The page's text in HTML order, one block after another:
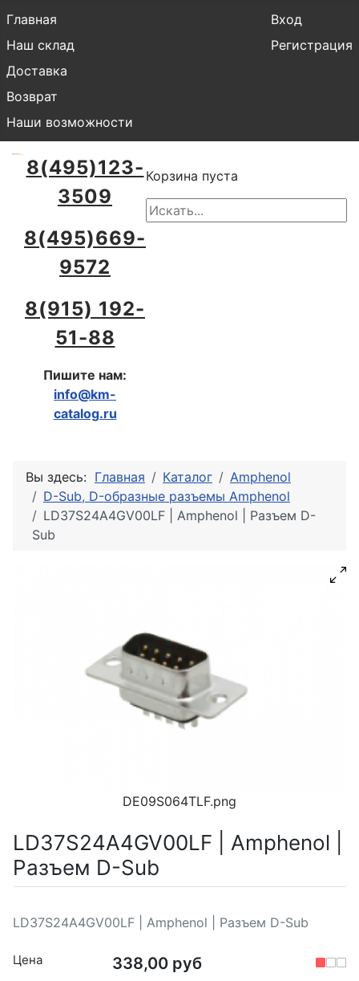
Главная
Наш склад
Доставка
Возврат
Наши возможности
Вход
Регистрация
8(495)123-
3509
8(495)669-
9572
8(915) 192-
51-88
Пишите нам:
info@km-
catalog.ru
Корзина пуста
Вы здесь: Главная Каталог
Amphenol
D-Sub, D-образные разъемы Amphenol
LD37S24A4GV00LF | Amphenol | Разъем D-
Sub
DE09S064TLF.png
LD37S24A4GV00LF | Amphenol |
Разъем D-Sub
LD37S24A4GV00LF | Amphenol | Разъем D-Sub
Цена 338,00 руб